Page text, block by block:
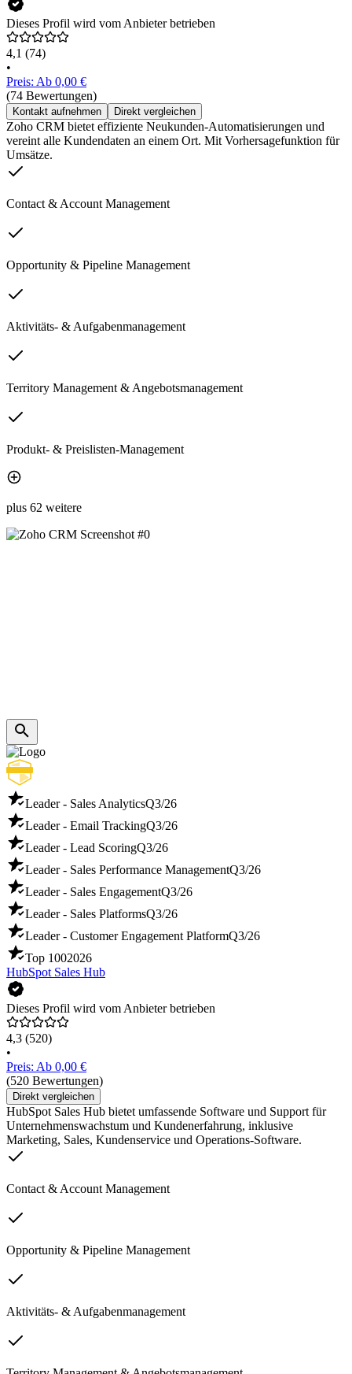
Dieses Profil wird vom Anbieter betrieben
4,1 (74)
•
Preis: Ab 0,00 €
(74 Bewertungen)
Kontakt aufnehmen Direkt vergleichen
Zoho CRM bietet effiziente Neukunden-Automatisierungen und
vereint alle Kundendaten an einem Ort. Mit Vorhersagefunktion für
Umsätze.
Contact & Account Management
Opportunity & Pipeline Management
Aktivitäts- & Aufgabenmanagement
Territory Management & Angebotsmanagement
Produkt- & Preislisten-Management
plus 62 weitere
Leader - Sales AnalyticsQ3/26
Leader - Email TrackingQ3/26
Leader - Lead ScoringQ3/26
Leader - Sales Performance ManagementQ3/26
Leader - Sales EngagementQ3/26
Leader - Sales PlatformsQ3/26
Leader - Customer Engagement PlatformQ3/26
Top 1002026
HubSpot Sales Hub
Dieses Profil wird vom Anbieter betrieben
4,3 (520)
•
Preis: Ab 0,00 €
(520 Bewertungen)
Direkt vergleichen
HubSpot Sales Hub bietet umfassende Software und Support für
Unternehmenswachstum und Kundenerfahrung, inklusive
Marketing, Sales, Kundenservice und Operations-Software.
Contact & Account Management
Opportunity & Pipeline Management
Aktivitäts- & Aufgabenmanagement